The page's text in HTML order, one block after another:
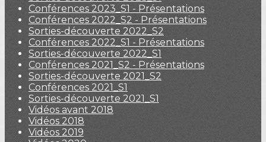
Conférences 2023_S1 - Présentations
Conférences 2022_S2 - Présentations
Sorties-découverte 2022_S2
Conférences 2022_S1 - Présentations
Sorties-découverte 2022_S1
Conférences 2021_S2 - Présentations
Sorties-découverte 2021_S2
Conférences 2021_S1
Sorties-découverte 2021_S1
Vidéos avant 2018
Vidéos 2018
Vidéos 2019